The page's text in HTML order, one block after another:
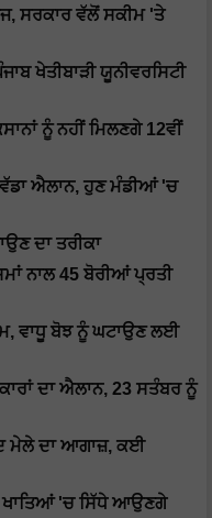
ਸਰਕਾਰ ਵੱਲੋਂ ਸਕੀਮ 'ਤੇ
ਖੇਤੀਬਾੜੀ ਯੂਨੀਵਰਸਿਟੀ
ਨੂੰ ਨਹੀਂ ਮਿਲਣਗੇ 12ਵੀਂ
ਐਲਾਨ, ਹੁਣ ਮੰਡੀਆਂ 'ਚ
ਦਾ ਤਰੀਕਾ
ਨਾਲ 45 ਬੋਰੀਆਂ ਪ੍ਰਤੀ
ਵਾਧੂ ਬੋਝ ਨੂੰ ਘਟਾਉਣ ਲਈ
ਦਾ ਐਲਾਨ, 23 ਸਤੰਬਰ ਨੂੰ
ਮੇਲੇ ਦਾ ਆਗਾਜ਼, ਕਈ
ਖਾਤਿਆਂ 'ਚ ਸਿੱਧੇ ਆਉਣਗੇ